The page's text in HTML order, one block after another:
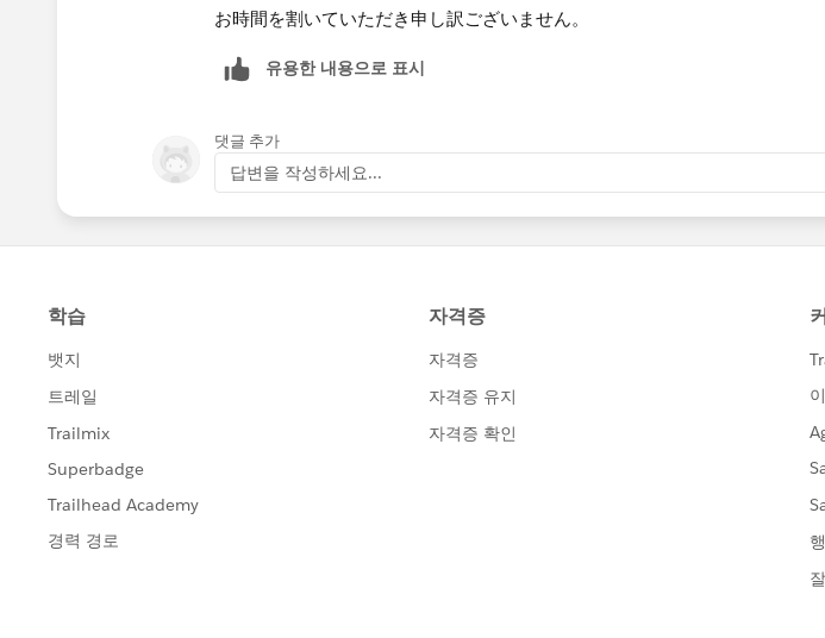
お時間を割いていただき申し訳ございません。
유용한 내용으로 표시
댓글 추가
답변을 작성하세요...